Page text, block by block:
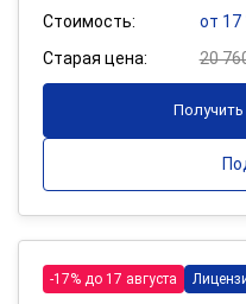
Стоимость:
от 17
Старая цена:
20
-17% до 17 августа